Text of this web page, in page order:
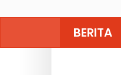
BERITA